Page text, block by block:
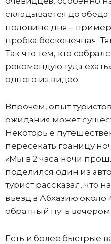
складывается до обеда
половине дня –
пробка бесконечная.
Так что тем, кто
рекомендую туда
одного из видео.
Впрочем, опыт
ожидания может
Некоторые
пересекать границу
«Мы в 2 часа ночи
поделился один из
турист рассказал, что
въезд в Абхазию около
обратный путь вечером
Есть и более быстрые